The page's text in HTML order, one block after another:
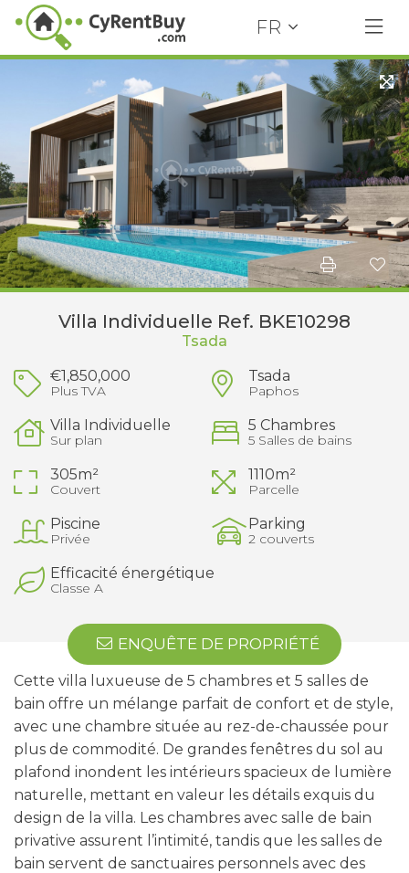
FR
Villa Individuelle Ref. BKE10298
Tsada
€1,850,000
Plus TVA
Tsada
Paphos
Villa Individuelle
Sur plan
5 Chambres
5 Salles de bains
305m²
Couvert
1110m²
Parcelle
Piscine
Privée
Parking
2 couverts
Efficacité énergétique
Classe A
ENQUÊTE DE PROPRIÉTÉ
Cette villa luxueuse de 5 chambres et 5 salles de
bain offre un mélange parfait de confort et de style,
avec une chambre située au rez-de-chaussée pour
plus de commodité. De grandes fenêtres du sol au
plafond inondent les intérieurs spacieux de lumière
naturelle, mettant en valeur les détails exquis du
design de la villa. Les chambres avec salle de bain
privative assurent l’intimité, tandis que les salles de
bain servent de sanctuaires personnels avec des